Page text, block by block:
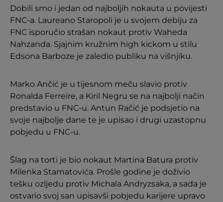
Dobili smo i jedan od najboljih nokauta u povijesti
FNC-a. Laureano Staropoli je u svojem debiju za
FNC isporučio strašan nokaut protiv Waheda
Nahzanda. Sjajnim kružnim high kickom u stilu
Edsona Barboze je zaledio publiku na višnjiku.
Marko Ančić je u tijesnom meču slavio protiv
Ronalda Ferreire, a Kiril Negru se na najbolji način
predstavio u FNC-u. Antun Račić je podsjetio na
svoje najbolje dane te je upisao i drugi uzastopnu
pobjedu u FNC-u.
Šlag na torti je bio nokaut Martina Batura protiv
Milenka Stamatovića. Prošle godine je doživio
tešku ozljedu protiv Michala Andryzsaka, a sada je
ostvario svoj san upisavši pobjedu karijere upravo